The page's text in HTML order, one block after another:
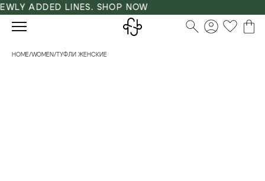
ADDED LINES. SHOP NOW
HOME/WOMEN/ ТУФЛИ ЖЕНСКИЕ